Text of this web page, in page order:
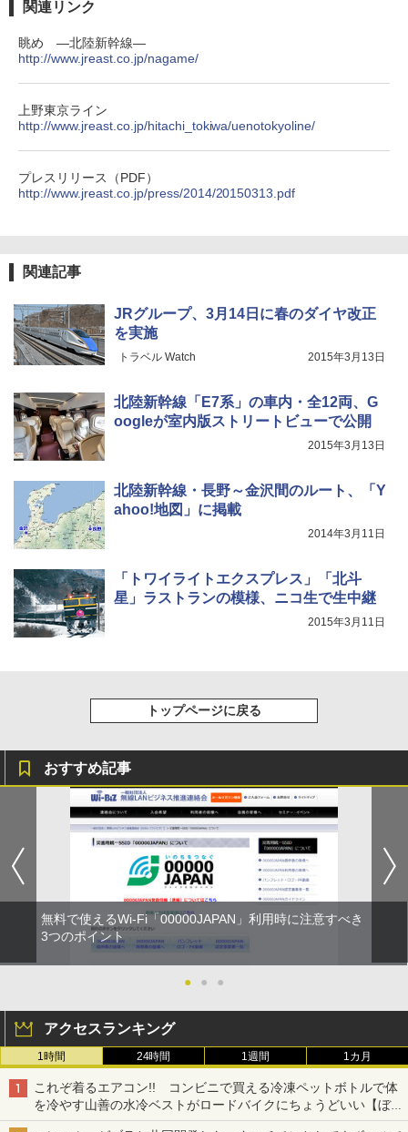
関連リンク
眺め ―北陸新幹線―
http://www.jreast.co.jp/nagame/
上野東京ライン
http://www.jreast.co.jp/hitachi_tokiwa/uenotokyoline/
プレスリリース（PDF）
http://www.jreast.co.jp/press/2014/20150313.pdf
関連記事
JRグループ、3月14日に春のダイヤ改正
を実施
トラベル Watch 2015年3月13日
北陸新幹線「E7系」の車内・全12両、G
oogleが室内版ストリートビューで公開
2015年3月13日
北陸新幹線・長野～金沢間のルート、「Y
ahoo!地図」に掲載
2014年3月11日
「トワイライトエクスプレス」「北斗
星」ラストランの模様、ニコ生で生中継
2015年3月11日
トップページに戻る
おすすめ記事
無料で使えるWi-Fi「00000JAPAN」利用時に注意すべき
3つのポイント
● ● ●
アクセスランキング
1時間 24時間 1週間 1カ月
これぞ着るエアコン!! コンビニで買える冷凍ペットボトルで体
を冷やす山善の水冷ベストがロードバイクにちょうどいい【ぼっ
ち・ざ・ろーど！その14】【空いた時間でなにしてる？】